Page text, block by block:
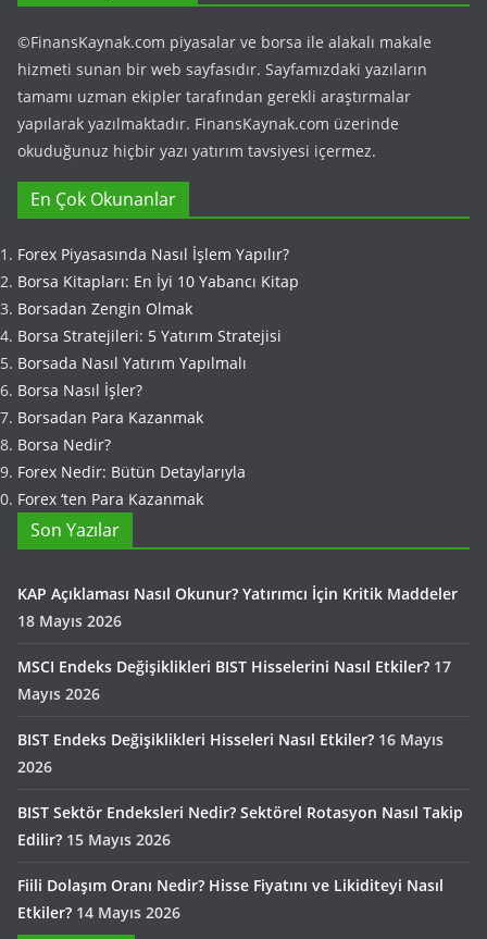
©FinansKaynak.com piyasalar ve borsa ile alakalı makale
hizmeti sunan bir web sayfasıdır. Sayfamızdaki yazıların
tamamı uzman ekipler tarafından gerekli araştırmalar
yapılarak yazılmaktadır. FinansKaynak.com üzerinde
okuduğunuz hiçbir yazı yatırım tavsiyesi içermez.
En Çok Okunanlar
Forex Piyasasında Nasıl İşlem Yapılır?
Borsa Kitapları: En İyi 10 Yabancı Kitap
Borsadan Zengin Olmak
Borsa Stratejileri: 5 Yatırım Stratejisi
Borsada Nasıl Yatırım Yapılmalı
Borsa Nasıl İşler?
Borsadan Para Kazanmak
Borsa Nedir?
Forex Nedir: Bütün Detaylarıyla
Forex ‘ten Para Kazanmak
Son Yazılar
KAP Açıklaması Nasıl Okunur? Yatırımcı İçin Kritik Maddeler
18 Mayıs 2026
MSCI Endeks Değişiklikleri BIST Hisselerini Nasıl Etkiler? 17
Mayıs 2026
BIST Endeks Değişiklikleri Hisseleri Nasıl Etkiler? 16 Mayıs
2026
BIST Sektör Endeksleri Nedir? Sektörel Rotasyon Nasıl Takip
Edilir? 15 Mayıs 2026
Fiili Dolaşım Oranı Nedir? Hisse Fiyatını ve Likiditeyi Nasıl
Etkiler? 14 Mayıs 2026